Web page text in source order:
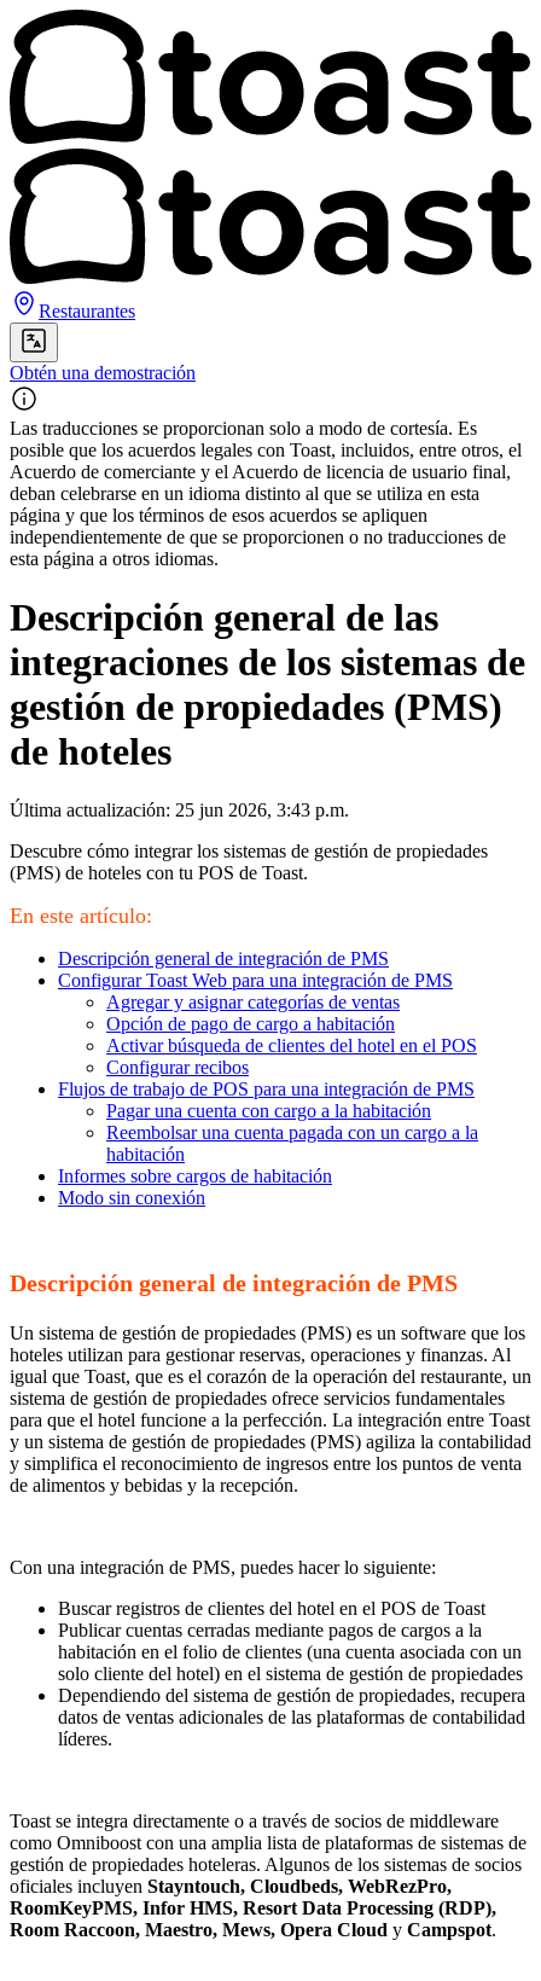
Restaurantes
Obtén una demostración
Las traducciones se proporcionan solo a modo de cortesía. Es
posible que los acuerdos legales con Toast, incluidos, entre otros, el
Acuerdo de comerciante y el Acuerdo de licencia de usuario final,
deban celebrarse en un idioma distinto al que se utiliza en esta
página y que los términos de esos acuerdos se apliquen
independientemente de que se proporcionen o no traducciones de
esta página a otros idiomas.
Descripción general de las
integraciones de los sistemas de
gestión de propiedades (PMS)
de hoteles
Última actualización: 25 jun 2026, 3:43 p.m.
Descubre cómo integrar los sistemas de gestión de propiedades
(PMS) de hoteles con tu POS de Toast.
En este artículo:
Descripción general de integración de PMS
Configurar Toast Web para una integración de PMS
Agregar y asignar categorías de ventas
Opción de pago de cargo a habitación
Activar búsqueda de clientes del hotel en el POS
Configurar recibos
Flujos de trabajo de POS para una integración de PMS
Pagar una cuenta con cargo a la habitación
Reembolsar una cuenta pagada con un cargo a la
habitación
Informes sobre cargos de habitación
Modo sin conexión
Descripción general de integración de PMS
Un sistema de gestión de propiedades (PMS) es un software que los
hoteles utilizan para gestionar reservas, operaciones y finanzas. Al
igual que Toast, que es el corazón de la operación del restaurante, un
sistema de gestión de propiedades ofrece servicios fundamentales
para que el hotel funcione a la perfección. La integración entre Toast
y un sistema de gestión de propiedades (PMS) agiliza la contabilidad
y simplifica el reconocimiento de ingresos entre los puntos de venta
de alimentos y bebidas y la recepción.
Con una integración de PMS, puedes hacer lo siguiente:
Buscar registros de clientes del hotel en el POS de Toast
Publicar cuentas cerradas mediante pagos de cargos a la
habitación en el folio de clientes (una cuenta asociada con un
solo cliente del hotel) en el sistema de gestión de propiedades
Dependiendo del sistema de gestión de propiedades, recupera
datos de ventas adicionales de las plataformas de contabilidad
líderes.
Toast se integra directamente o a través de socios de middleware
como Omniboost con una amplia lista de plataformas de sistemas de
gestión de propiedades hoteleras. Algunos de los sistemas de socios
oficiales incluyen Stayntouch, Cloudbeds, WebRezPro,
RoomKeyPMS, Infor HMS, Resort Data Processing (RDP),
Room Raccoon, Maestro, Mews, Opera Cloud y Campspot.